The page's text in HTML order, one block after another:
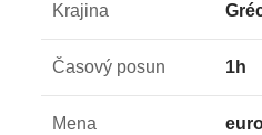
Krajina
Časový posun 1h
Mena